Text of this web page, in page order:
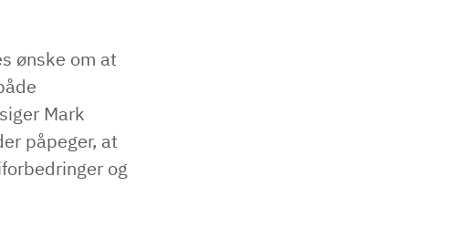
ønske om at
Mark
påpeger, at
og